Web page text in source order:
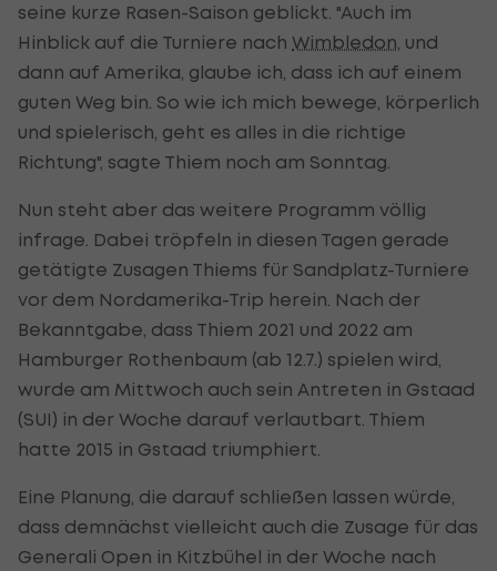
seine kurze Rasen-Saison geblickt. "Auch im
Hinblick auf die Turniere nach Wimbledon, und
dann auf Amerika, glaube ich, dass ich auf einem
guten Weg bin. So wie ich mich bewege, körperlich
und spielerisch, geht es alles in die richtige
Richtung", sagte Thiem noch am Sonntag.
Nun steht aber das weitere Programm völlig
infrage. Dabei tröpfeln in diesen Tagen gerade
getätigte Zusagen Thiems für Sandplatz-Turniere
vor dem Nordamerika-Trip herein. Nach der
Bekanntgabe, dass Thiem 2021 und 2022 am
Hamburger Rothenbaum (ab 12.7.) spielen wird,
wurde am Mittwoch auch sein Antreten in Gstaad
(SUI) in der Woche darauf verlautbart. Thiem
hatte 2015 in Gstaad triumphiert.
Eine Planung, die darauf schließen lassen würde,
dass demnächst vielleicht auch die Zusage für das
Generali Open in Kitzbühel in der Woche nach